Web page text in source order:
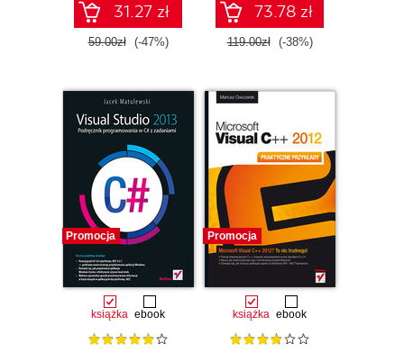
31.27 zł
59.00zł (-47%)
73.78 zł
119.00zł (-38%)
Promocja
książka ebook
Promocja
książka ebook